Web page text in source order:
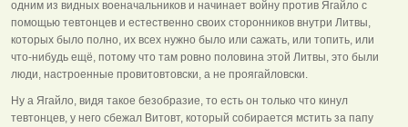
одним из видных военачальников и начинает войну против Ягайло с
помощью тевтонцев и естественно своих сторонников внутри Литвы,
которых было полно, их всех нужно было или сажать, или топить, или
что-нибудь ещё, потому что там ровно половина этой Литвы, это были
люди, настроенные провитовтовски, а не проягайловски.
Ну а Ягайло, видя такое безобразие, то есть он только что кинул
тевтонцев, у него сбежал Витовт, который собирается мстить за папу